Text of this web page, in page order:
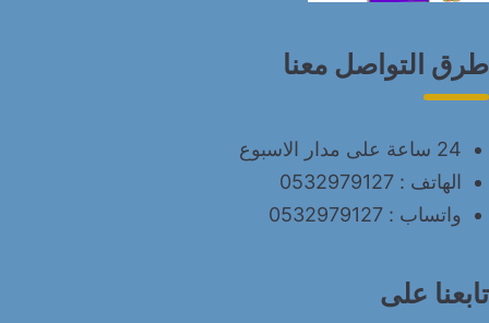
طرق التواصل معنا
24 ساعة على مدار الاسبوع
الهاتف : 0532979127
واتساب : 0532979127
تابعنا على